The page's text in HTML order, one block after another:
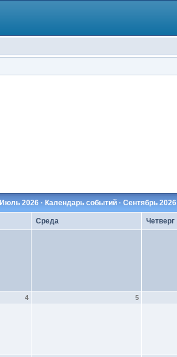
Июль 2026 · Календарь событий ·Сентябрь 2026
Среда Четверг
4 5